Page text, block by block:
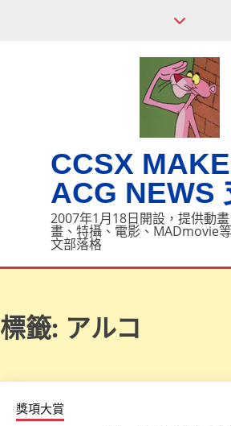
CCSX
ACG NEWS
2007年1月18日開設，提供動
畫、特攝、電影、MADmovie
文部落格
標籤: アルコ
獎項大賞